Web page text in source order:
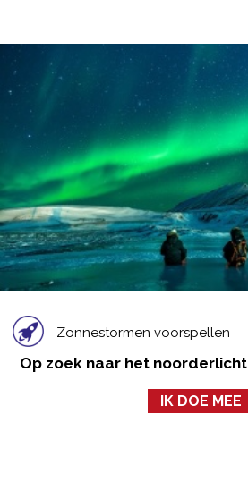
Zonnestormen voorspellen
Op zoek naar het noorderlicht
IK DOE MEE